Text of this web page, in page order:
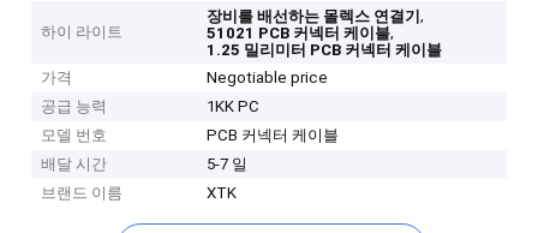
하이 라이트
장비를 배선하는 몰렉스 연결기,
51021 PCB 커넥터 케이블,
1.25 밀리미터 PCB 커넥터 케이블
가격
Negotiable price
공급 능력
1KK PC
모델 번호
PCB 커넥터 케이블
배달 시간
5-7 일
브랜드 이름
XTK